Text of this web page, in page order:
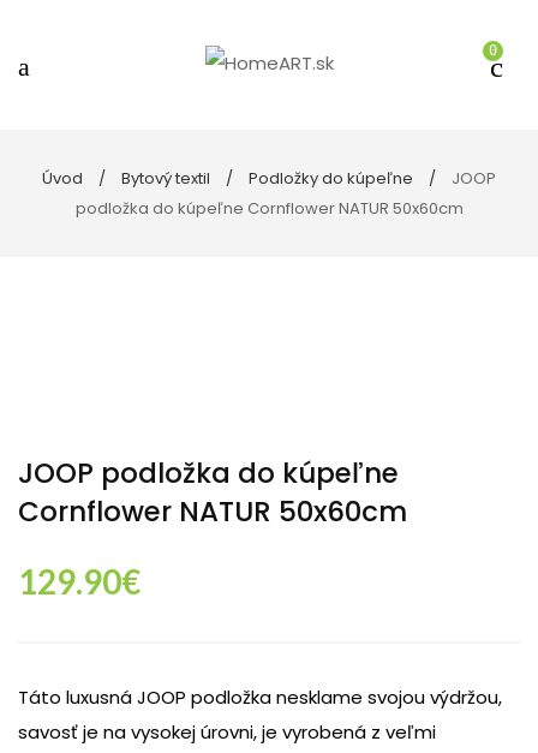
0
Úvod Bytový textil Podložky do kúpeľne
JOOP
podložka do kúpeľne Cornflower NATUR 50x60cm
JOOP podložka do kúpeľne
Cornflower NATUR 50x60cm
129.90€
Táto luxusná JOOP podložka nesklame svojou výdržou,
savosť je na vysokej úrovni, je vyrobená z veľmi